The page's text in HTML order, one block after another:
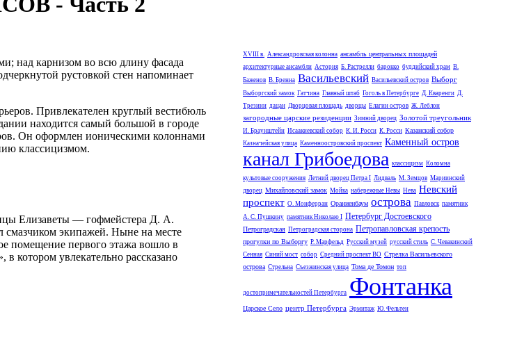
над карнизом во всю длину фасада
рустовкой стен напоминает
Привлекателен круглый вестибюль
находится самый большой в городе
Он оформлен ионическими колоннами
классицизмом.
Елизаветы — гофмейстера Д. А.
смазчиком экипажей. Ныне на месте
помещение первого этажа вошло в
котором увлекательно рассказано
XVIII в. Александровская колонна ансамбль центральных площадей
архитектурные ансамбли Астория Б. Растрелли барокко буддийский храм В.
Баженов В. Бренна Васильевский Васильевский остров Выборг
Выборгский замок Гатчина Главный штаб Гоголь в Петербурге Д. Кваренги Д.
Трезини дацан Дворцовая площадь дворцы Елагин остров Ж. Леблон
загородные царские резиденции Зимний дворец Золотой треугольник
И. Браунштейн Исаакиевский собор К. И. Росси К. Росси Казанский собор
Казначейская улица Каменноостровский проспект Каменный остров
канал Грибоедова классицизм Коломна
культовые сооружения Летний дворец Петра I Лидваль М. Земцов Мариинский
дворец Михайловский замок Мойка набережные Невы Нева Невский
проспект О. Монферран Ораниенбаум острова Павловск памятник
А. С. Пушкину памятник Николаю I Петербург Достоевского
Петроградская Петроградская сторона Петропавловская крепость
прогулки по Выборгу Р. Марфельд Русский музей русский стиль С. Чевакинский
Сенная Синий мост собор Средний проспект ВО Стрелка Васильевского
острова Стрельна Съезжинская улица Тома де Томон топ
достопримечательностей Петербурга Фонтанка
Царское Село центр Петербурга Эрмитаж Ю. Фельтен